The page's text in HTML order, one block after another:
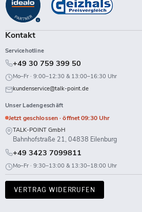
FacebookInstagramLinkedInTikTokTwitch
Kontakt
Servicehotline
+49 30 759 399 50
Mo–Fr · 9:00–12:30 & 13:00–16:30 Uhr
kundenservice@talk-point.de
Unser Ladengeschäft
Jetzt geschlossen · öffnet 09:30 Uhr
TALK-POINT GmbH
Bahnhofstraße 21, 04838 Eilenburg
+49 3423 7099811
Mo–Fr · 9:30–13:00 & 13:30–18:00 Uhr
VERTRAG WIDERRUFEN